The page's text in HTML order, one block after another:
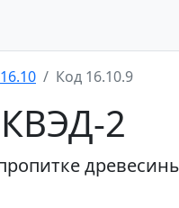
16.10 Код 16.10.9
2